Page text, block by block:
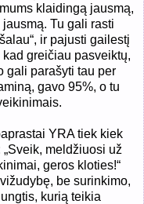
klaidingą jausmą,
Tu gali rasti
ir pajusti gailestį
greičiau pasveiktų,
gali parašyti tau per
gavo 95%, o tu
YRA tiek kiek
meldžiuosi už
geros kloties!“
be surinkimo,
kurią teikia